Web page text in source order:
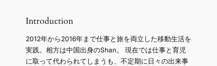
Introduction
2012年から2016年まで仕事と旅を両立した移動生活を
実践。相方は中国出身のShan。 現在では仕事と育児
に取って代わられてしまうも、不定期に日々の出来事